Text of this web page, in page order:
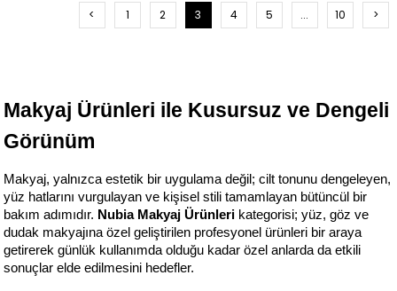
< 1 2 3 4 5 ... 10 >
Makyaj Ürünleri ile Kusursuz ve Dengeli
Görünüm
Makyaj, yalnızca estetik bir uygulama değil; cilt tonunu dengeleyen,
yüz hatlarını vurgulayan ve kişisel stili tamamlayan bütüncül bir
bakım adımıdır. Nubia Makyaj Ürünleri kategorisi; yüz, göz ve
dudak makyajına özel geliştirilen profesyonel ürünleri bir araya
getirerek günlük kullanımda olduğu kadar özel anlarda da etkili
sonuçlar elde edilmesini hedefler.